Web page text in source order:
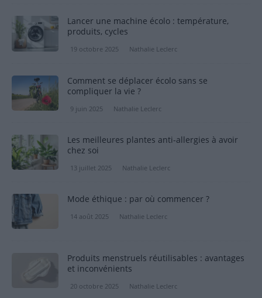
Lancer une machine écolo : température,
produits, cycles
19 octobre 2025 Nathalie Leclerc
Comment se déplacer écolo sans se
compliquer la vie ?
9 juin 2025 Nathalie Leclerc
Les meilleures plantes anti-allergies à avoir
chez soi
13 juillet 2025 Nathalie Leclerc
Mode éthique : par où commencer ?
14 août 2025 Nathalie Leclerc
Produits menstruels réutilisables : avantages
et inconvénients
20 octobre 2025 Nathalie Leclerc